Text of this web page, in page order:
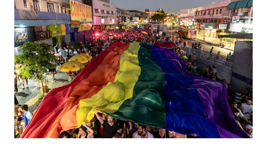
ex-ajudante de ordens de Bolsonaro (réu-colaborador); o ex-
presidente da República Jair Bolsonaro; o general Paulo
Sérgio Nogueira, ex-ministro da Defesa; e o general da
reserva Walter Braga Netto, ex-ministro da Casa Civil e da
Defesa. A acusação envolveu os crimes de tentativa de
abolição violenta do Estado Democrático de Direito, golpe de
E...